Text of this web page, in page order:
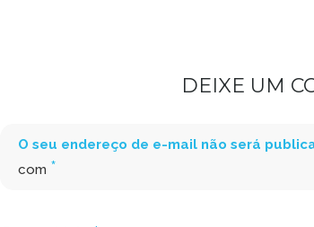
DEIXE UM
O seu endereço de e-mail não será
com *